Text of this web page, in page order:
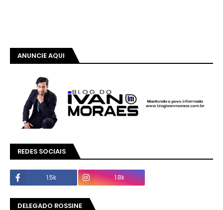
ANUNCIE AQUI
REDES SOCIAIS
1.5k 1.8k
DELEGADO ROSSINE